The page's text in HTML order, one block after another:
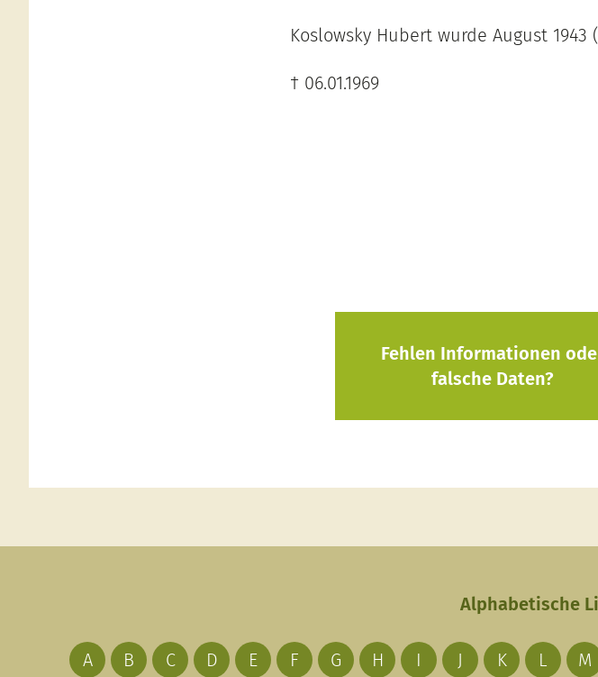
Koslowsky Hubert wurde August
† 06.01.1969
Fehlen Informationen
falsche Daten?
Alphabetische
A B C D E F G H I J K L M